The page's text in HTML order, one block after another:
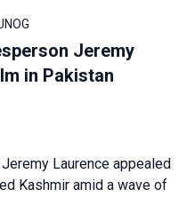
Jeremy
in Pakistan
Laurence appealed
Kashmir amid a wave of